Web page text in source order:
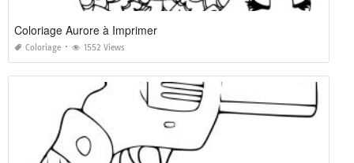
Coloriage Aurore à Imprimer
Coloriage 1552 Views